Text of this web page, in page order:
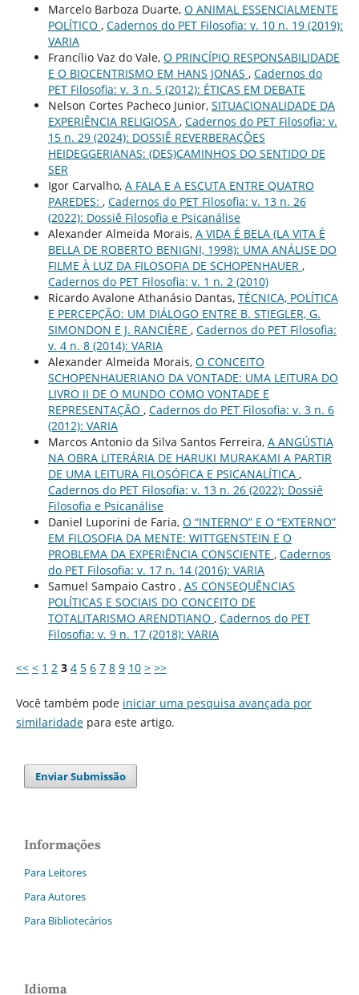
Marcelo Barboza Duarte, O ANIMAL ESSENCIALMENTE
POLÍTICO , Cadernos do PET Filosofia: v. 10 n. 19 (2019):
VARIA
Francílio Vaz do Vale, O PRINCÍPIO RESPONSABILIDADE
E O BIOCENTRISMO EM HANS JONAS , Cadernos do
PET Filosofia: v. 3 n. 5 (2012): ÉTICAS EM DEBATE
Nelson Cortes Pacheco Junior, SITUACIONALIDADE DA
EXPERIÊNCIA RELIGIOSA , Cadernos do PET Filosofia: v.
15 n. 29 (2024): DOSSIÊ REVERBERAÇÕES
HEIDEGGERIANAS: (DES)CAMINHOS DO SENTIDO DE
SER
Igor Carvalho, A FALA E A ESCUTA ENTRE QUATRO
PAREDES: , Cadernos do PET Filosofia: v. 13 n. 26
(2022): Dossiê Filosofia e Psicanálise
Alexander Almeida Morais, A VIDA É BELA (LA VITA É
BELLA DE ROBERTO BENIGNI, 1998): UMA ANÁLISE DO
FILME À LUZ DA FILOSOFIA DE SCHOPENHAUER ,
Cadernos do PET Filosofia: v. 1 n. 2 (2010)
Ricardo Avalone Athanásio Dantas, TÉCNICA, POLÍTICA
E PERCEPÇÃO: UM DIÁLOGO ENTRE B. STIEGLER, G.
SIMONDON E J. RANCIÈRE , Cadernos do PET Filosofia:
v. 4 n. 8 (2014): VARIA
Alexander Almeida Morais, O CONCEITO
SCHOPENHAUERIANO DA VONTADE: UMA LEITURA DO
LIVRO II DE O MUNDO COMO VONTADE E
REPRESENTAÇÃO , Cadernos do PET Filosofia: v. 3 n. 6
(2012): VARIA
Marcos Antonio da Silva Santos Ferreira, A ANGÚSTIA
NA OBRA LITERÁRIA DE HARUKI MURAKAMI A PARTIR
DE UMA LEITURA FILOSÓFICA E PSICANALÍTICA ,
Cadernos do PET Filosofia: v. 13 n. 26 (2022): Dossiê
Filosofia e Psicanálise
Daniel Luporini de Faria, O “INTERNO” E O “EXTERNO”
EM FILOSOFIA DA MENTE: WITTGENSTEIN E O
PROBLEMA DA EXPERIÊNCIA CONSCIENTE , Cadernos
do PET Filosofia: v. 17 n. 14 (2016): VARIA
Samuel Sampaio Castro , AS CONSEQUÊNCIAS
POLÍTICAS E SOCIAIS DO CONCEITO DE
TOTALITARISMO ARENDTIANO , Cadernos do PET
Filosofia: v. 9 n. 17 (2018): VARIA
<< < 1 2 3 4 5 6 7 8 9 10 > >>
Você também pode iniciar uma pesquisa avançada por
similaridadepara este artigo.
Enviar Submissão
Informações
Para Leitores
Para Autores
Para Bibliotecários
Idioma